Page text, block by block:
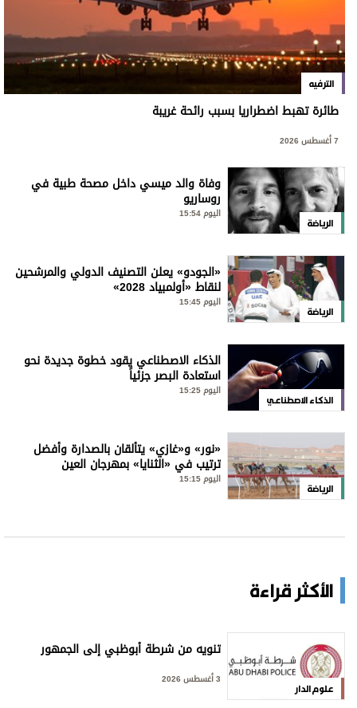
الترفيه
طائرة تهبط اضطراريا بسبب رائحة غريبة
الرياضة
وفاة والد ميسي داخل مصحة طبية في
روساريو
اليوم 15:54
الرياضة
«الجودو» يعلن التصنيف الدولي والمرشحين
لنقاط «أولمبياد 2028»
اليوم 15:45
الذكاء الاصطناعي
الذكاء الاصطناعي يقود خطوة جديدة نحو
استعادة البصر جزئياً
اليوم 15:25
الرياضة
«نور» و«غازي» يتألقان بالصدارة وأفضل
ترتيب في «الثنايا» بمهرجان العين
اليوم 15:15
الأكثر قراءة
علوم الدار
تنويه من شرطة أبوظبي إلى الجمهور